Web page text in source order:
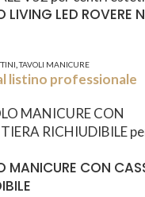
LIVING LED ROVERE
TAVOLI MANICURE
listino professionale
MANICURE CON